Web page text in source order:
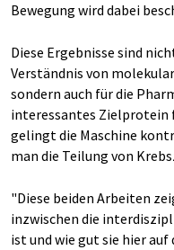
Bewegung wird dabei
Diese Ergebnisse sind
Verständnis von
sondern auch für die
interessantes Zielprotein
gelingt die Maschine
man die Teilung von
"Diese beiden Arbeiten
inzwischen die
ist und wie gut sie hier